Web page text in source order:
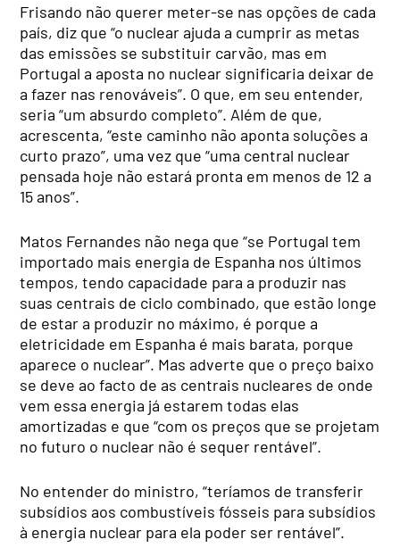
Frisando não querer meter-se nas opções de cada
país, diz que “o nuclear ajuda a cumprir as metas
das emissões se substituir carvão, mas em
Portugal a aposta no nuclear significaria deixar de
a fazer nas renováveis”. O que, em seu entender,
seria “um absurdo completo”. Além de que,
acrescenta, “este caminho não aponta soluções a
curto prazo”, uma vez que “uma central nuclear
pensada hoje não estará pronta em menos de 12 a
15 anos”.
Matos Fernandes não nega que “se Portugal tem
importado mais energia de Espanha nos últimos
tempos, tendo capacidade para a produzir nas
suas centrais de ciclo combinado, que estão longe
de estar a produzir no máximo, é porque a
eletricidade em Espanha é mais barata, porque
aparece o nuclear”. Mas adverte que o preço baixo
se deve ao facto de as centrais nucleares de onde
vem essa energia já estarem todas elas
amortizadas e que “com os preços que se projetam
no futuro o nuclear não é sequer rentável”.
No entender do ministro, “teríamos de transferir
subsídios aos combustíveis fósseis para subsídios
à energia nuclear para ela poder ser rentável”.